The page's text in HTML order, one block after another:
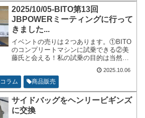
2025/10/05-BITO第13回
JBPOWERミーティングに行って
きました...
イベントの売りは２つあります。①BITO
のコンプリートマシンに試乗できる②美
藤氏と会える！私の試乗の目的は当然
本が誇るレジェンドのうちの一人です。
いつ引退されてもおかしくはありません
ので、会えるうちに会っておいた方が吉
でございます。
2025.10.06
コラム 商品販売
サイドバッグをヘンリービギンズ
に交換